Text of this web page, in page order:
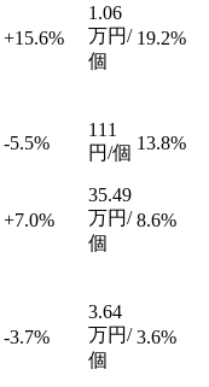
+15.6%
1.06
万円/
個
19.2%
-5.5%
111
円/個 13.8%
+7.0%
35.49
万円/
個
8.6%
-3.7%
3.64
万円/
個
3.6%